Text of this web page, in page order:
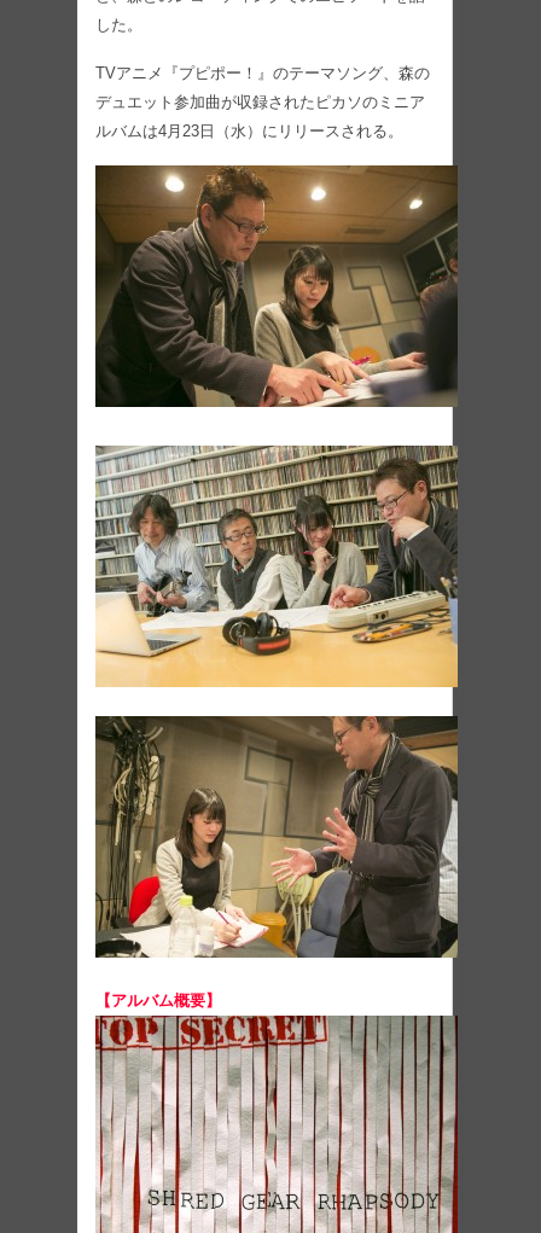
した。
TVアニメ『プピポー！』のテーマソング、森の
デュエット参加曲が収録されたピカソのミニア
ルバムは4月23日（水）にリリースされる。
【アルバム概要】